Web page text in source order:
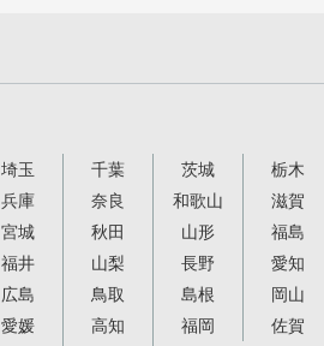
埼玉 千葉 茨城 栃木
兵庫 奈良 和歌山 滋賀
宮城 秋田 山形 福島
福井 山梨 長野 愛知
広島 鳥取 島根 岡山
愛媛 高知 福岡 佐賀